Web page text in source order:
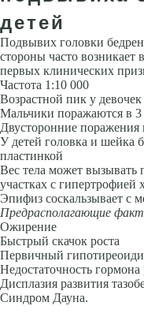
детей
Подвывих головки
стороны часто возникает
первых клинических
Частота 1:10 000
Возрастной пик у
Мальчики поражаются в 3
Двусто­ронние поражения
У детей головка и шейка
пластин­кой
Вес тела может вызывать
участ­ках с гипертрофией
Эпифиз соскальзывает с
Предрасполагающие
Ожирение
Быстрый скачок роста
Пер­вичный
Недостаточность гормона
Дисплазия развития
Синдром Дауна.